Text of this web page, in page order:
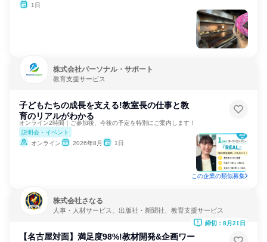
1日
株式会社パーソナル・サポート
教育支援サービス
子どもたちの成長を支える!教室長の仕事と教
育のリアルがわかる
オンライン2時間｜ご参加後、今後の予定を特別にご案内します！
説明会・イベント
オンライン
2026年8月 1日
この企業の類似募集
株式会社さなる
人事・人材サービス、出版社・新聞社、教育支援サービス
【名古屋対面】満足度98%!教材開発&企画ワー
締切：8月21日